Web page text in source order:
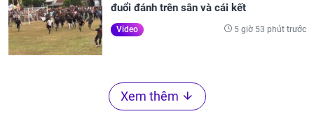
đuổi đánh trên sân và cái kết
Video 5 giờ 53 phút trước
Xem thêm